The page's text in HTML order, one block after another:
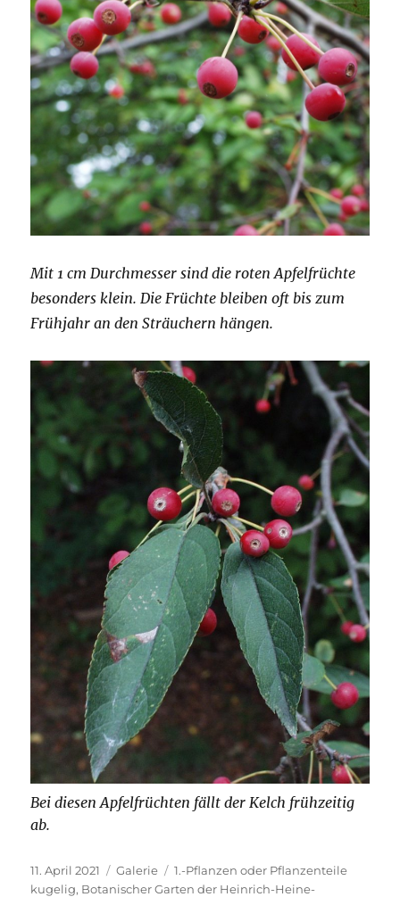
Mit 1 cm Durchmesser sind die roten Apfelfrüchte
besonders klein. Die Früchte bleiben oft bis zum
Frühjahr an den Sträuchern hängen.
Bei diesen Apfelfrüchten fällt der Kelch frühzeitig
ab.
Veröffentlicht
am
11. April 2021 Format
Galerie Kategorien
1.-Pflanzen oder Pflanzenteile
kugelig, Botanischer Garten der Heinrich-Heine-